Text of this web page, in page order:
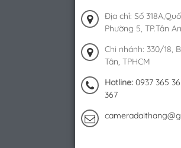
Địa chỉ: Số
Phường 5, TP.Tân
Chi nhánh: 330/18,
Tân, TPHCM
Hotline: 0937 365
367